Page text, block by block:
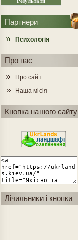
Партнери
Психологія
Про нас
Про сайт
Наша місія
Кнопка нашого сайту
Лічильники і кнопки